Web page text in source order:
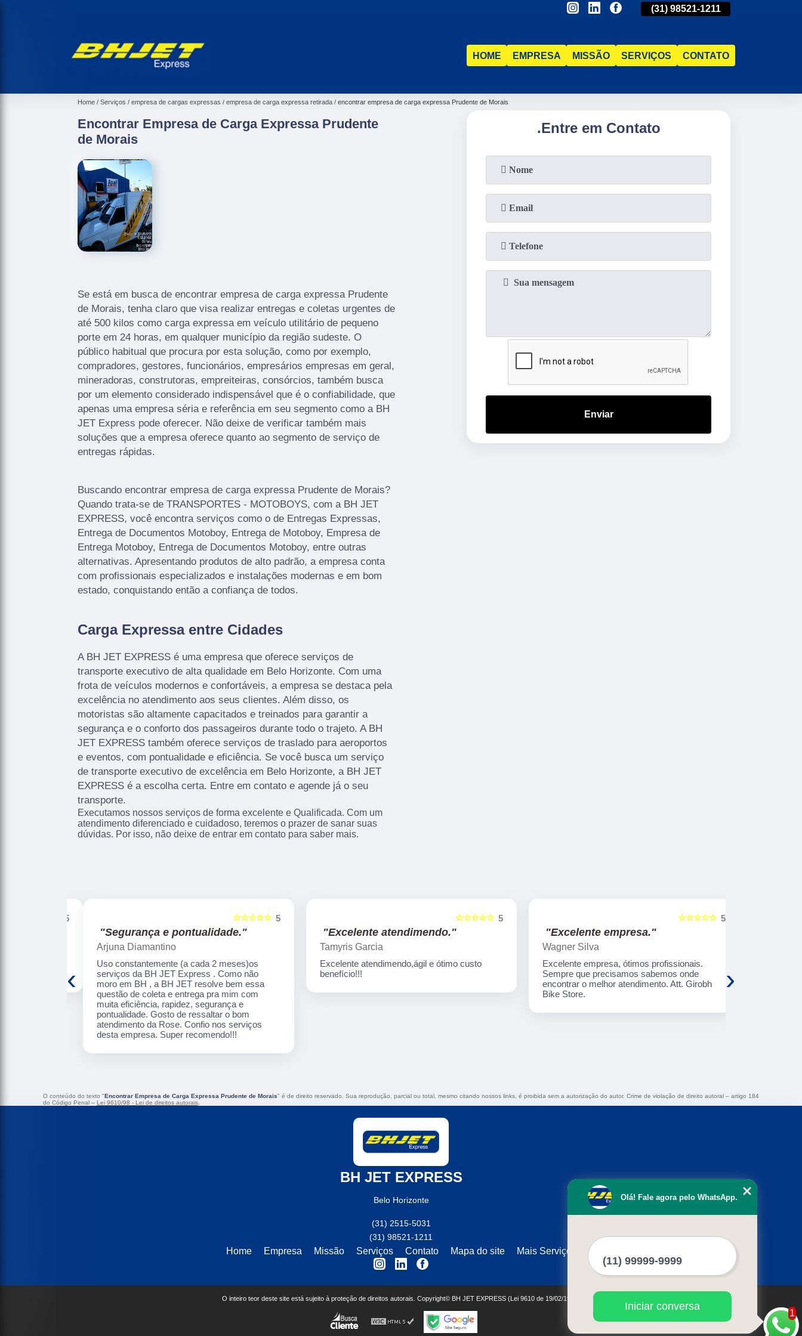
2515-5031 (31)98521-1211
HOME EMPRESA MISSÃO SERVIÇOS CONTATO
Home Serviços empresa de cargas expressas empresa de carga expressa retirada encontrar empresa de carga expressa Prudente de Morais
Encontrar Empresa de Carga Expressa Prudente
de Morais
Se está em busca de encontrar empresa de carga expressa Prudente
de Morais, tenha claro que visa realizar entregas e coletas urgentes de
até 500 kilos como carga expressa em veículo utilitário de pequeno
porte em 24 horas, em qualquer município da região sudeste. O
público habitual que procura por esta solução, como por exemplo,
compradores, gestores, funcionários, empresários empresas em geral,
mineradoras, construtoras, empreiteiras, consórcios, também busca
por um elemento considerado indispensável que é o confiabilidade, que
apenas uma empresa séria e referência em seu segmento como a BH
JET Express pode oferecer. Não deixe de verificar também mais
soluções que a empresa oferece quanto ao segmento de serviço de
entregas rápidas.
Buscando encontrar empresa de carga expressa Prudente de Morais?
Quando trata-se de TRANSPORTES - MOTOBOYS, com a BH JET
EXPRESS, você encontra serviços como o de Entregas Expressas,
Entrega de Documentos Motoboy, Entrega de Motoboy, Empresa de
Entrega Motoboy, Entrega de Documentos Motoboy, entre outras
alternativas. Apresentando produtos de alto padrão, a empresa conta
com profissionais especializados e instalações modernas e em bom
estado, conquistando então a confiança de todos.
Carga Expressa entre Cidades
A BH JET EXPRESS é uma empresa que oferece serviços de
transporte executivo de alta qualidade em Belo Horizonte. Com uma
frota de veículos modernos e confortáveis, a empresa se destaca pela
excelência no atendimento aos seus clientes. Além disso, os
motoristas são altamente capacitados e treinados para garantir a
segurança e o conforto dos passageiros durante todo o trajeto. A BH
JET EXPRESS também oferece serviços de traslado para aeroportos
e eventos, com pontualidade e eficiência. Se você busca um serviço
de transporte executivo de excelência em Belo Horizonte, a BH JET
EXPRESS é a escolha certa. Entre em contato e agende já o seu
transporte.
Executamos nossos serviços de forma excelente e Qualificada. Com um
atendimento diferenciado e cuidadoso, teremos o prazer de sanar suas
dúvidas. Por isso, não deixe de entrar em contato para saber mais.
.Entre em Contato
Enviar
5
☆☆☆☆☆
"Segurança e pontualidade."
Arjuna Diamantino
Uso constantemente (a cada 2 meses)os
serviços da BH JET Express . Como não
moro em BH , a BH JET resolve bem essa
questão de coleta e entrega pra mim com
muita eficiência, rapidez, segurança e
pontualidade. Gosto de ressaltar o bom
atendimento da Rose. Confio nos serviços
desta empresa. Super recomendo!!!
5
☆☆☆☆☆
"Excelente atendimendo."
Tamyris Garcia
Excelente atendimendo,ágil e ótimo custo
benefício!!!
5
☆☆☆☆☆
"Excelente empresa."
Wagner Silva
Excelente empresa, ótimos profissionais.
Sempre que precisamos sabemos onde
encontrar o melhor atendimento. Att. Girobh
Bike Store.
‹ ›
O conteúdo do texto "Encontrar Empresa de Carga Expressa Prudente de Morais" é de direito reservado. Sua reprodução, parcial ou total, mesmo citando nossos links, é proibida sem a autorização do autor. Crime de violação de direito autoral – artigo 184
do Código Penal – Lei 9610/98 - Lei de direitos autorais
BH JET EXPRESS
Belo Horizonte
(31) 2515-5031
(31) 98521-1211
Home Empresa Missão Serviços Contato Mapa do site Mais Serviços
O inteiro teor deste site está sujeito à proteção de direitos autorais. Copyright© BH JET EXPRESS (Lei 9610 de 19/02/1998)
1
Olá! Fale agora pelo WhatsApp.
Iniciar conversa